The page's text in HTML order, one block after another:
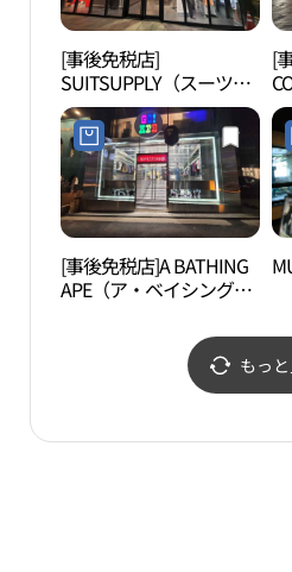
[事後免税店]
SUITSUPPLY（スーツサ
プライ）・チョンダム
（清潭）店(수트서플라
이 청담점)
[
[事後免税店]A BATHING
APE（ア・ベイシング・
もっ